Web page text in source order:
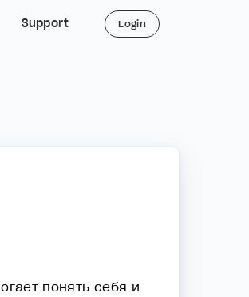
Support Login
понять себя и